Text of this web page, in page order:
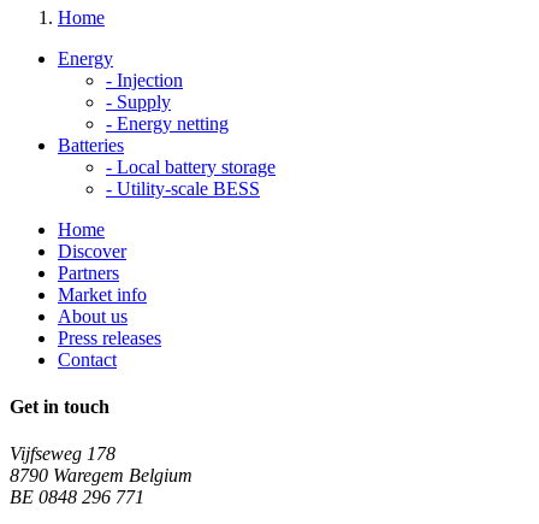
Home
Energy
- Injection
- Supply
- Energy netting
Batteries
- Local battery storage
- Utility-scale BESS
Home
Discover
Partners
Market info
About us
Press releases
Contact
Get in touch
Vijfseweg 178
8790 Waregem Belgium
BE 0848 296 771